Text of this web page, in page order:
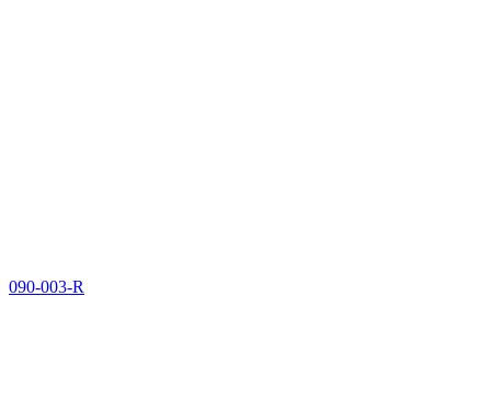
090-003-R